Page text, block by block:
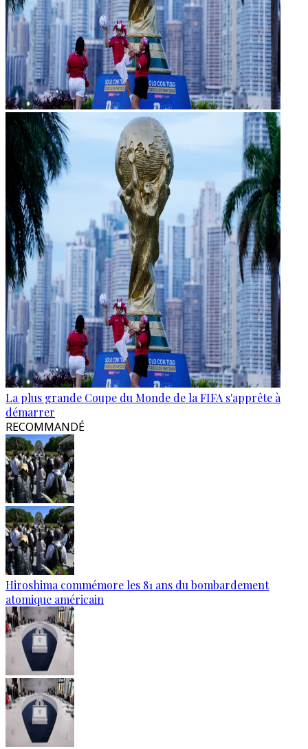
La plus grande Coupe du Monde de la FIFA s'apprête à
démarrer
RECOMMANDÉ
Hiroshima commémore les 81 ans du bombardement
atomique américain